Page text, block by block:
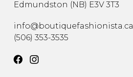
Edmundston (NB) E3V 3T3
info@boutiquefashionista.ca
(506) 353-3535